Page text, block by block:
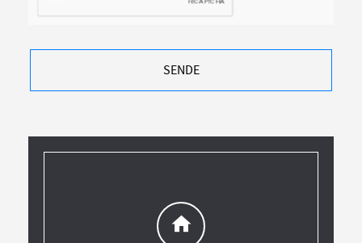
SENDE
home